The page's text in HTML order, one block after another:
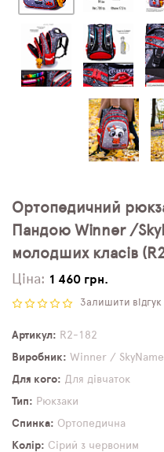
Ортопедичний
Пандою Winner /
молодших класів
Ціна: 1 460 грн.
Залишити відгук
Артикул
R2-182
Виробник
Winner / SkyName
Для кого
Для дівчаток
Тип
Рюкзаки
Спинка
Ортопедична
Колір
Сірий з червоним